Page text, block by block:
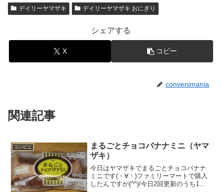
デイリーヤマザキ デイリーヤマザキ おにぎり
シェアする
X コピー
convenimania
関連記事
コンビニ
まるごとチョコバナナミニ（ヤマ
ザキ）
今日はヤマザキでまるごとチョコバナナ
ミニです(・∀・)ファミリーマートで購入
したんですが(^^)/今日2回更新のうち1回